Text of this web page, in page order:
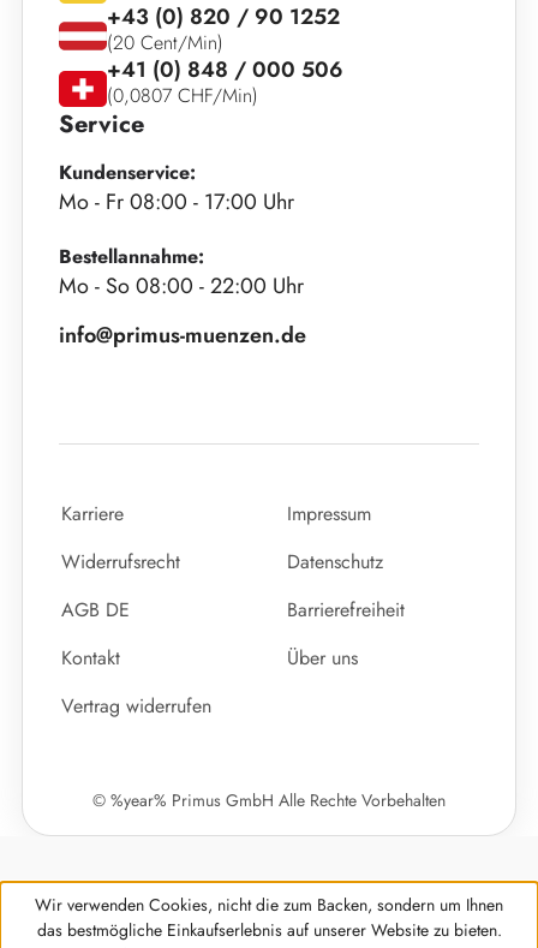
Service
Kundenservice:
Mo - Fr 08:00 - 17:00 Uhr
Bestellannahme:
Mo - So 08:00 - 22:00 Uhr
info@primus-muenzen.de
+43 (0) 820 / 90 1252
(20 Cent/Min)
+41 (0) 848 / 000 506
(0,0807 CHF/Min)
Karriere
Impressum
Widerrufsrecht
Datenschutz
AGB DE
Barrierefreiheit
Kontakt
Über uns
Vertrag widerrufen
© %year% Primus GmbH Alle Rechte Vorbehalten
Wir verwenden Cookies, nicht die zum Backen, sondern um Ihnen
das bestmögliche Einkaufserlebnis auf unserer Website zu bieten.